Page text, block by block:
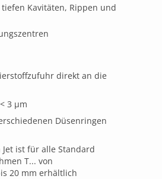
tiefen Kavitäten, Rippen und
direkt an die
3 μm
Düsenringen
ist für alle Standard
T... von
20 mm erhältlich